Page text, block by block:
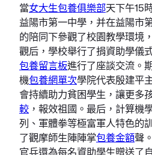
當女大生包養俱樂部天下午15
益陽市第一中學，并在益陽市
的陪同下參觀了校園教學環境
觀后，學校舉行了捐資助學儀
包養留言板進行了座談交流。
機包養網單次學院代表殷建平
會持續助力貧困學生，讓更多
較 ，報效祖國。最后，計算機
列、軍體拳等極富軍人特色的
了觀摩師生陣陣掌包養金額聲
官兵還為每名資助學生贈送了自